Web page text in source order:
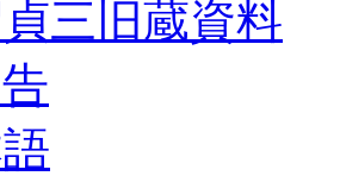
三旧蔵資料